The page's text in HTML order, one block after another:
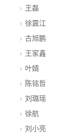
王磊
徐震江
古旭鹏
王家鑫
叶婧
陈铭哲
刘璐瑶
徐航
刘小亮